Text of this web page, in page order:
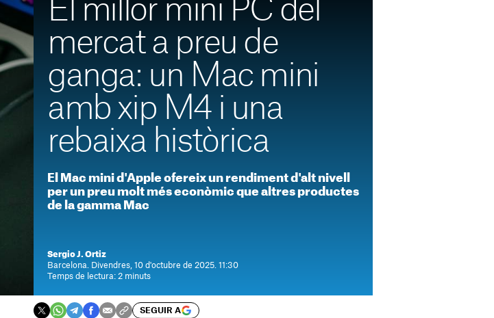
El millor mini PC del
mercat a preu de
ganga: un Mac mini
amb xip M4 i una
rebaixa històrica
El Mac mini d'Apple ofereix un rendiment d'alt nivell
per un preu molt més econòmic que altres productes
de la gamma Mac
Sergio J. Ortiz
Barcelona. Divendres, 10 d'octubre de 2025. 11:30
Temps de lectura: 2 minuts
SEGUIR A